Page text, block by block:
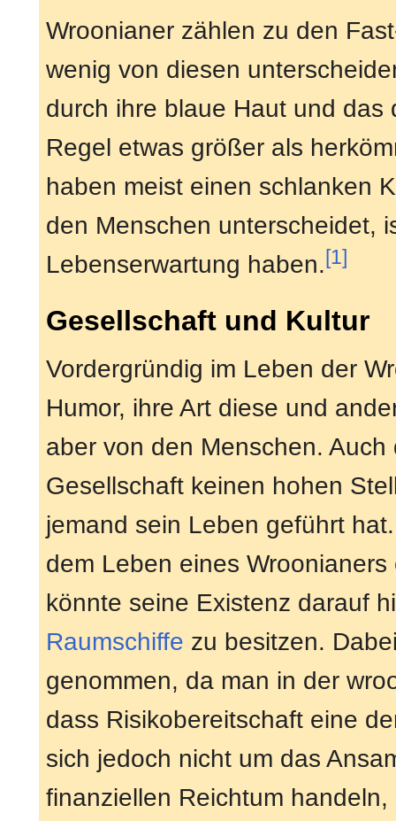
Wroonianer zählen zu den
wenig von diesen
durch ihre blaue Haut und das
Regel etwas größer als
haben meist einen schlanken
den Menschen unterscheidet,
Lebenserwartung haben.[1]
Gesellschaft und Kultur
Vordergründig im Leben der
Humor, ihre Art diese und
aber von den Menschen.
Gesellschaft keinen hohen
jemand sein Leben geführt
dem Leben eines
könnte seine Existenz darauf
Raumschiffe zu besitzen.
genommen, da man in der
dass Risikobereitschaft eine
sich jedoch nicht um das
finanziellen Reichtum